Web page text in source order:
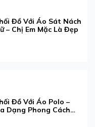
Đồ Với Áo Sát Nách
– Chị Em Mặc Là Đẹp
Đồ Với Áo Polo –
Dạng Phong Cách